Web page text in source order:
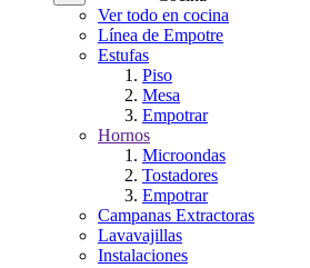
Ver todo en cocina
Línea de Empotre
Estufas
Piso
Mesa
Empotrar
Hornos
Microondas
Tostadores
Empotrar
Campanas Extractoras
Lavavajillas
Instalaciones